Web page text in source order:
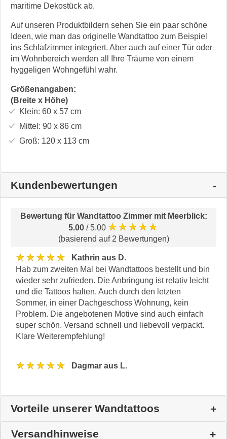
maritime Dekostück ab.
Auf unseren Produktbildern sehen Sie ein paar schöne
Ideen, wie man das originelle Wandtattoo zum Beispiel
ins Schlafzimmer integriert. Aber auch auf einer Tür oder
im Wohnbereich werden all Ihre Träume von einem
hyggeligen Wohngefühl wahr.
Größenangaben:
(Breite x Höhe)
Klein: 60 x 57 cm
Mittel: 90 x 86cm
Groß: 120 x 113cm
Kundenbewertungen
Bewertung für Wandtattoo Zimmer mit Meerblick:
5.00 / 5.00 ★★★★★
(basierend auf 2 Bewertungen)
★★★★★
Kathrin aus D.
Hab zum zweiten Mal bei Wandtattoos bestellt und bin
wieder sehr zufrieden. Die Anbringung ist relativ leicht
und die Tattoos halten. Auch durch den letzten
Sommer, in einer Dachgeschoss Wohnung, kein
Problem. Die angebotenen Motive sind auch einfach
super schön. Versand schnell und liebevoll verpackt.
Klare Weiterempfehlung!
★★★★★ Dagmar aus L.
Vorteile unserer Wandtattoos
Versandhinweise